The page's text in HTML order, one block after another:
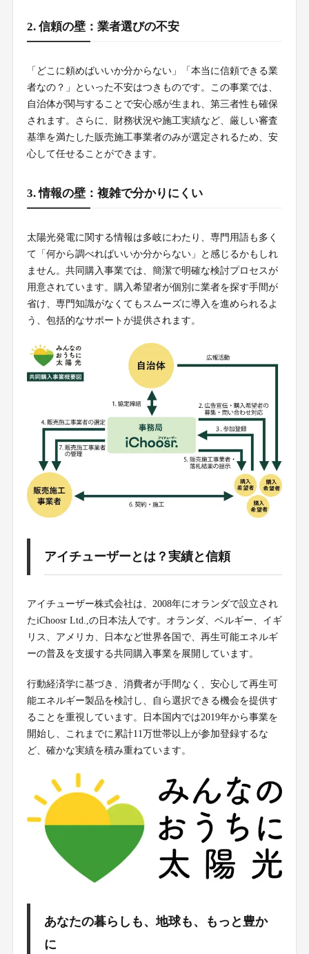
2. 信頼の壁：業者選びの不安
「どこに頼めばいいか分からない」「本当に信頼できる業
者なの？」といった不安はつきものです。この事業では、
自治体が関与することで安心感が生まれ、第三者性も確保
されます。さらに、財務状況や施工実績など、厳しい審査
基準を満たした販売施工事業者のみが選定されるため、安
心して任せることができます。
3. 情報の壁：複雑で分かりにくい
太陽光発電に関する情報は多岐にわたり、専門用語も多く
て「何から調べればいいか分からない」と感じるかもしれ
ません。共同購入事業では、簡潔で明確な検討プロセスが
用意されています。購入希望者が個別に業者を探す手間が
省け、専門知識がなくてもスムーズに導入を進められるよ
う、包括的なサポートが提供されます。
アイチューザーとは？実績と信頼
アイチューザー株式会社は、2008年にオランダで設立され
たiChoosr Ltd.,の日本法人です。オランダ、ベルギー、イギ
リス、アメリカ、日本など世界各国で、再生可能エネルギ
ーの普及を支援する共同購入事業を展開しています。
行動経済学に基づき、消費者が手間なく、安心して再生可
能エネルギー製品を検討し、自ら選択できる機会を提供す
ることを重視しています。日本国内では2019年から事業を
開始し、これまでに累計11万世帯以上が参加登録するな
ど、確かな実績を積み重ねています。
あなたの暮らしも、地球も、もっと豊か
に